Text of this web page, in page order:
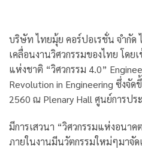
บริษัท ไทยมุ้ย คอร์ปอเรชั่น จำกัด
เคลื่อนงานวิศวกรรมของไทย โดย
แห่งชาติ “วิศวกรรม 4.0”
Revolution in Engineering ซึ่งจั
2560 ณ Plenary Hall ศูนย์การป
มีการเสวนา “วิศวกรรมแห่งอนา
ภายในงานมีนวัตกรรมใหม่ๆมาจัด